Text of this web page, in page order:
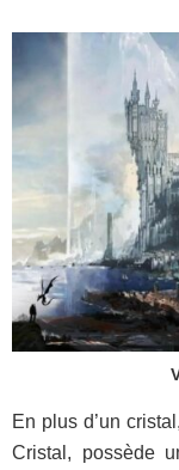
En plus d’un
Cristal, possède